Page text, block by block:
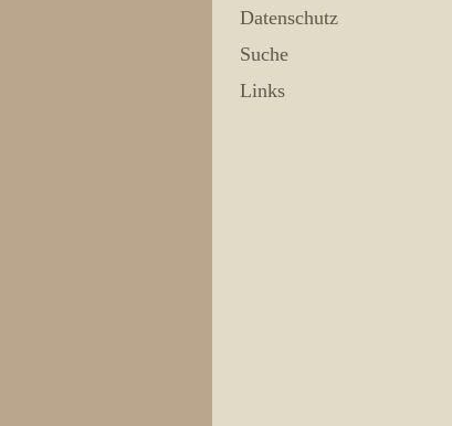
Datenschutz
Suche
Links